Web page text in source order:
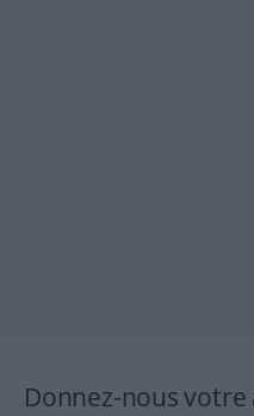
Donnez-nous votre